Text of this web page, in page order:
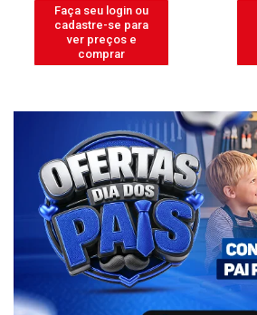
Faça seu login ou
cadastre-se para
ver preços e
comprar